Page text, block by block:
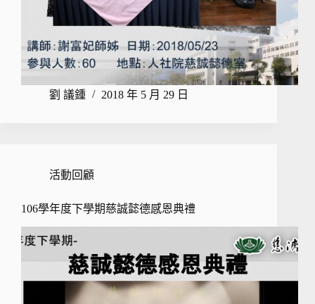
劉 議鍾 2018 年 5 月 29 日
活動回顧
106學年度下學期慈誠懿德感恩典禮